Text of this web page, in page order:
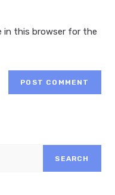
in this browser for the
SEARCH